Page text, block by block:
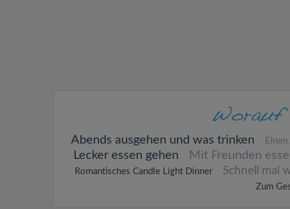
Abends ausgehen und was trinken
Lecker essen gehen Mit Freunden
Romantisches Candle Light Dinner Schnell mal
Zum